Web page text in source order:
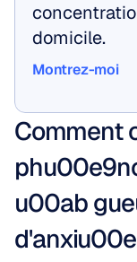
domicile.
Montrez-moi
Comment
u00ab